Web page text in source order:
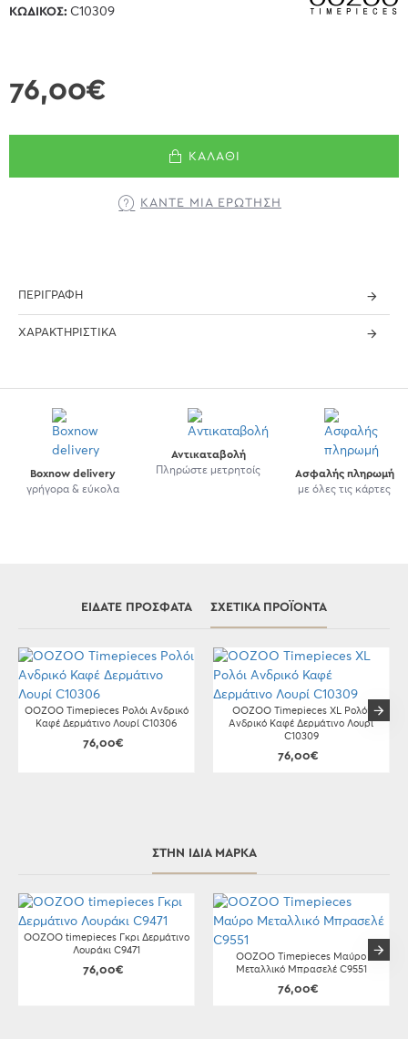
76,00€
ΚΩΔΙΚΌΣ: C10309
ΚΑΛΆΘΙ
ΚΆΝΤΕ ΜΊΑ ΕΡΏΤΗΣΗ
ΠΕΡΙΓΡΑΦΉ
ΧΑΡΑΚΤΗΡΙΣΤΙΚΆ
Boxnow delivery
γρήγορα & εύκολα
Αντικαταβολή
Πληρώστε μετρητοίς
Ασφαλής πληρωμή
με όλες τις κάρτες
ΕΊΔΑΤΕ ΠΡΌΣΦΑΤΑ ΣΧΕΤΙΚΆ ΠΡΟΪΌΝΤΑ
OOZOO Timepieces Ρολόι Ανδρικό
Καφέ Δερμάτινο Λουρί C10306
76,00€
OOZOO Timepieces XL Ρολόι
Ανδρικό Καφέ Δερμάτινο Λουρί
C10309
76,00€
ΣΤΗΝ ΊΔΙΑ ΜΆΡΚΑ
OOZOO timepieces Γκρι Δερμάτινο
Λουράκι C9471
76,00€
OOZOO Timepieces Μαύρο
Μεταλλικό Μπρασελέ C9551
76,00€